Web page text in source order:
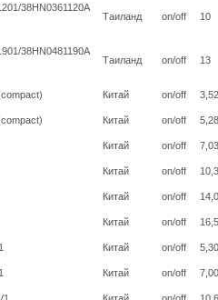
38HN0361120A
Таиланд on/off 10
38HN0481190A
Таиланд on/off 13
Китай on/off 3,52
Китай on/off 5,28
Китай on/off 7,03
Китай on/off
Китай on/off
Китай on/off
Китай on/off 5,30
Китай on/off 7,00